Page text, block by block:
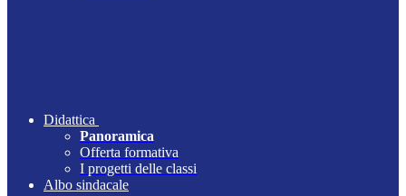
Didattica
Panoramica
Offerta formativa
I progetti delle classi
Albo sindacale